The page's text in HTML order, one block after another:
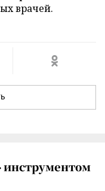
врачей.
инструментом